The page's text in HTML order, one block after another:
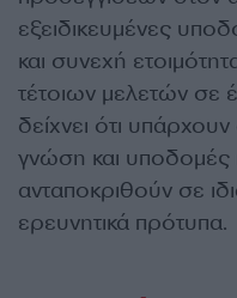
εξειδικευμένες
και συνεχή
τέτοιων μελετών σε
δείχνει ότι
γνώση και
ανταποκριθούν σε
ερευνητικά πρότυπα.